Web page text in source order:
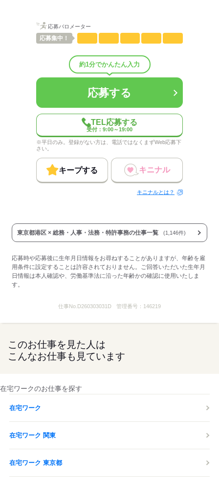
7人
（男2：女5）
電機･電子･OA･精密機器メ‐カ‐
応募バロメーター
応募集中！
約1分でかんたん入力
応募する
TEL応募する
受付：9:00～19:00
※平日のみ。登録がない方は、電話ではなくまずWeb応募下
さい。
キープする キニナル
キニナルとは？
東京都港区 × 総務・人事・法務・特許事務の仕事一覧 (1,146件)
応募時や応募後に生年月日情報をお尋ねすることがありますが、年齢を雇
用条件に設定することは許容されておりません。ご回答いただいた生年月
日情報は本人確認や、労働基準法に沿った年齢かの確認に使用いたしま
す。
仕事No. D260303031D 管理番号： 146219
このお仕事を見た人は
こんなお仕事も見ています
在宅ワークのお仕事を探す
在宅ワーク
在宅ワーク 関東
在宅ワーク 東京都